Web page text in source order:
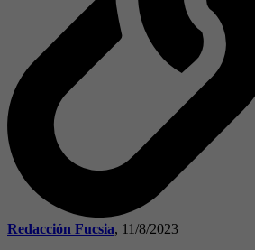
Redacción Fucsia, 11/8/2023